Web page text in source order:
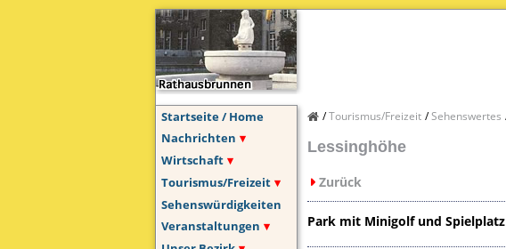
Startseite / Home
Nachrichten
Wirtschaft
Tourismus/Freizeit
Sehenswürdigkeiten
Veranstaltungen
Tourismus/Freizeit Sehenswertes
Lessinghöhe
Zurück
Park mit Minigolf und Spielplatz